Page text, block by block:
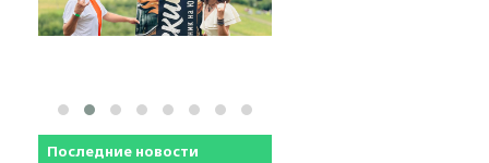
Последние новости